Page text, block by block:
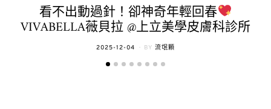
看不出動過針！卻神奇年輕回春
VIVABELLA薇貝拉 @上立美學皮膚科診所
POSTED
2025-12-04 BY 流氓顆